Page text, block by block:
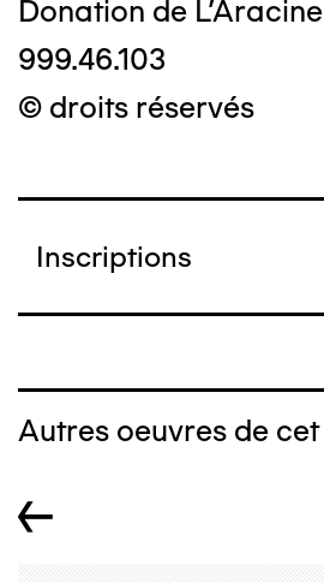
Donation de
999.46.103
© droits réservés
Inscriptions
Autres oeuvres de
←